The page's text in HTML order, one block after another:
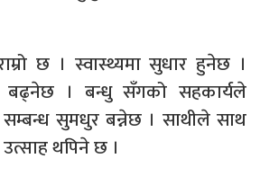
छ । स्वास्थ्यमा सुधार हुनेछ ।
बढ्नेछ । बन्धु सँगको सहकार्यले
सुमधुर बन्नेछ । साथीले साथ
थपिने छ ।